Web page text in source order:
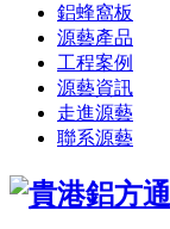
鋁蜂窩板
源藝產品
工程案例
源藝資訊
走進源藝
聯系源藝